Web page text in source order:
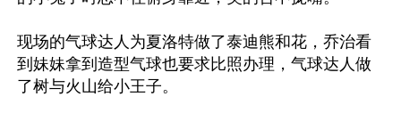
现场的气球达人为夏洛特做了泰迪熊和花，乔治看
到妹妹拿到造型气球也要求比照办理，气球达人做
了树与火山给小王子。